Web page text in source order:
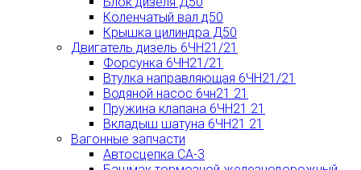
Коленчатый вал д50
Крышка цилиндра Д50
Двигатель дизель 6ЧН21/21
Форсунка 6ЧН21/21
Втулка направляющая 6ЧН21/21
Водяной насос 6чн21 21
Пружина клапана 6ЧН21 21
Вкладыш шатуна 6ЧН21 21
Вагонные запчасти
Автосцепка СА-3